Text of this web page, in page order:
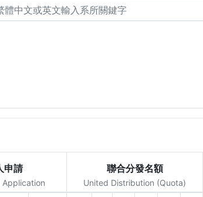
申請
Application
聯合分發名額
United Distribution (Quota)